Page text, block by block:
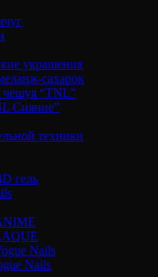
украшения
сахарок
“TNL”
Сияние”
техники
гель
Nails
Nails